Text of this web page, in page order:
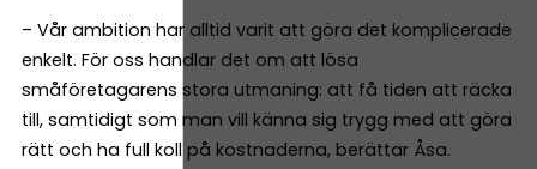
– Vår ambition har alltid varit att göra det komplicerade
enkelt. För oss handlar det om att lösa
småföretagarens stora utmaning: att få tiden att räcka
till, samtidigt som man vill känna sig trygg med att göra
rätt och ha full koll på kostnaderna, berättar Åsa.